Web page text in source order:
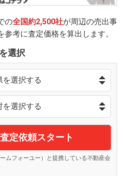
の全国約2,500社が周辺の売出事
考に査定価格を算出します。
選択
定依頼スタート
ムフォーユー）と提携している不動産会